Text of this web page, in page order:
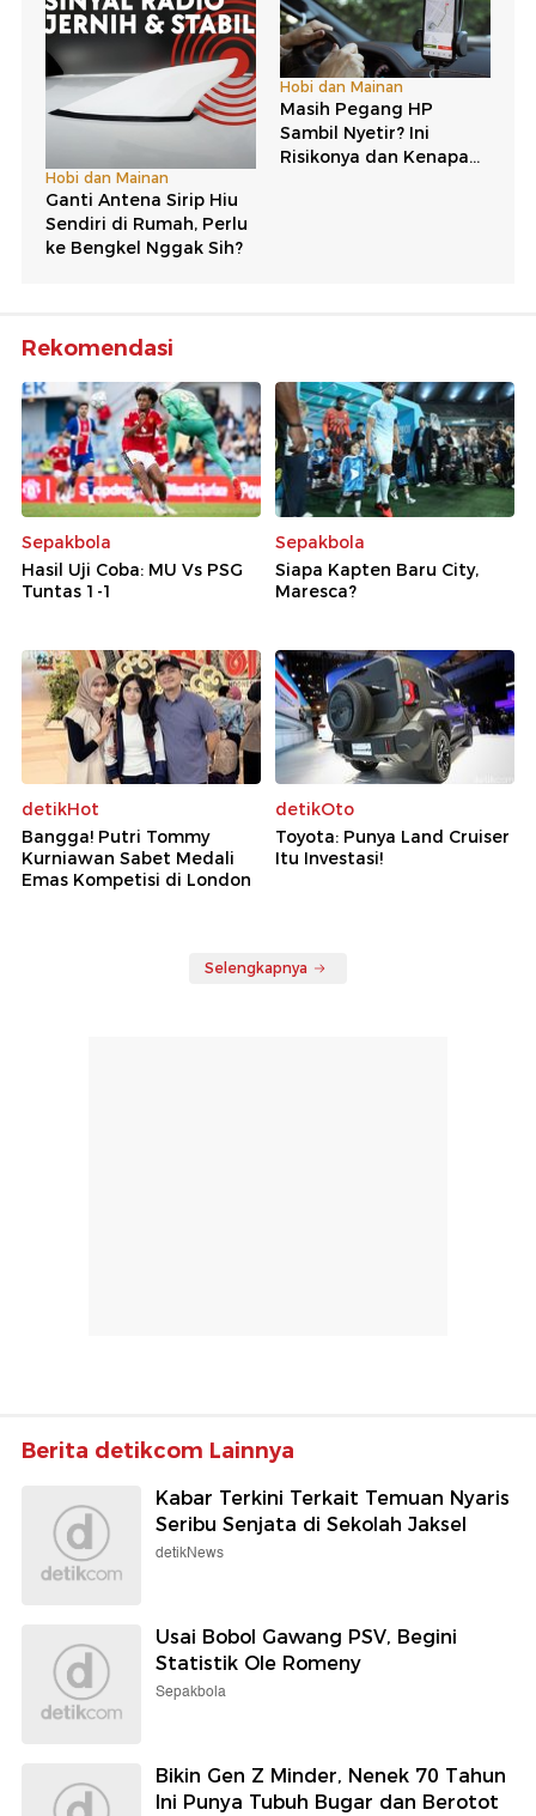
Rekomendasi
Sepakbola
Hasil Uji Coba: MU Vs PSG
Tuntas 1-1
Sepakbola
Siapa Kapten Baru City,
Maresca?
detikHot
Bangga! Putri Tommy
Kurniawan Sabet Medali
Emas Kompetisi di London
detikOto
Toyota: Punya Land Cruiser
Itu Investasi!
Selengkapnya
Berita detikcom Lainnya
Kabar Terkini Terkait Temuan Nyaris
Seribu Senjata di Sekolah Jaksel
detikNews
Usai Bobol Gawang PSV, Begini
Statistik Ole Romeny
Sepakbola
Bikin Gen Z Minder, Nenek 70 Tahun
Ini Punya Tubuh Bugar dan Berotot